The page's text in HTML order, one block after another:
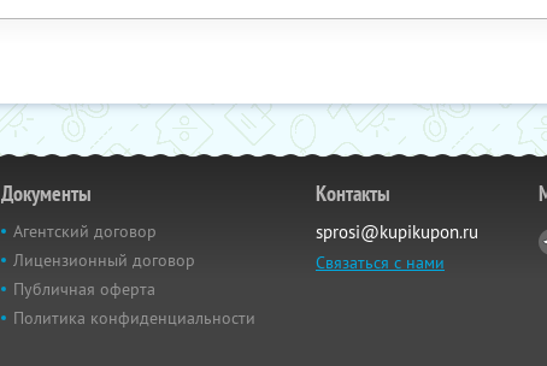
Документы
Агентский договор
Лицензионный договор
Публичная оферта
Политика конфиденциальности
Контакты
sprosi@kupikupon.ru
Связаться с нами